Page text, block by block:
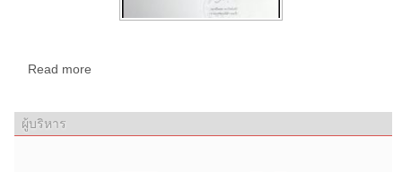
Read more
ผู้บริหาร